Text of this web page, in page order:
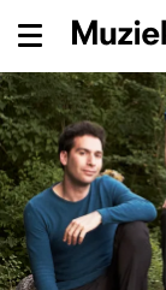
Menu